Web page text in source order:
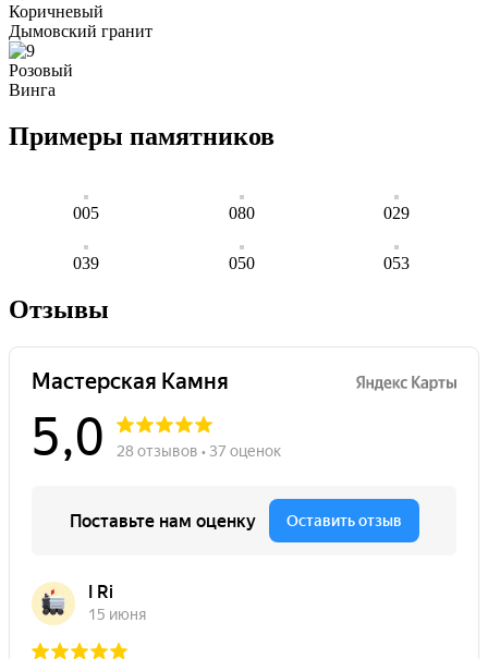
Коричневый
Дымовский гранит
Розовый
Винга
Примеры памятников
005 080 029
039 050 053
Отзывы